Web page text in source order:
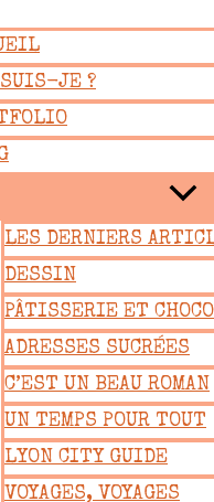
JE ?
LES DERNIERS
DESSIN
PÂTISSERIE ET
ADRESSES SUCRÉES
C’EST UN BEAU ROMAN
UN TEMPS POUR TOUT
LYON CITY GUIDE
VOYAGES, VOYAGES